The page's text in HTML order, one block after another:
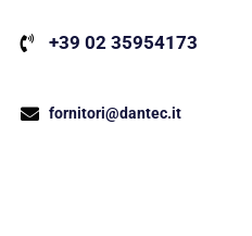
+39 02 35954173
fornitori@dantec.it